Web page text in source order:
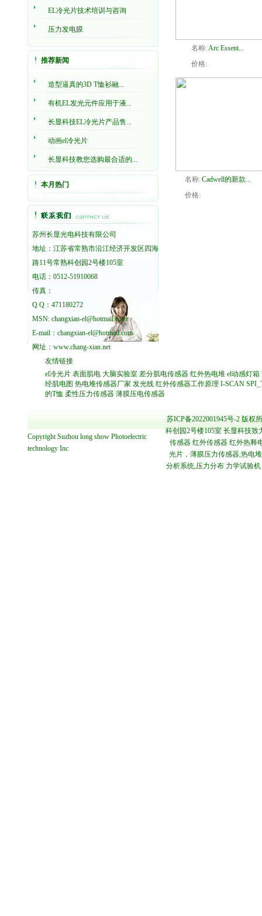
EL冷光片技术培训与咨询
压力发电膜
推荐新闻
造型逼真的3D T恤衫融...
有机EL发光元件应用于液...
长显科技EL冷光片产品售...
动画el冷光片
长显科技教您选购最合适的...
本月热门
苏州长显光电科技有限公司
地址：江苏省常熟市沿江经济开发区四海
路11号常熟科创园2号楼105室
电话：0512-51910068
传真：
Q Q：471180272
MSN: changxian-el@hotmail.com
E-mail：changxian-el@hotmail.com
网址： www.chang-xian.net
名称:Arc Essent...
价格:
名称:Cadwell的新款...
价格:
友情链接
el冷光片 表面肌电 大脑实验室 差分肌电传感器 红外热电堆 el动感灯箱
经肌电图 热电堆传感器厂家 发光线 红外传感器工作原理 I-SCAN
的T恤 柔性压力传感器 薄膜压电传感器
CopyrightSuzhou long show Photoelectric
technology Inc
苏ICP备2022001945号-2 版权
科创园2号楼105室 长显科技
传感器 红外传感器 红外热释
光片，薄膜压力传感器,热电
分析系统,压力分布 力学试验